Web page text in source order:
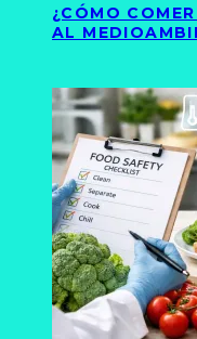
¿CÓMO
AL